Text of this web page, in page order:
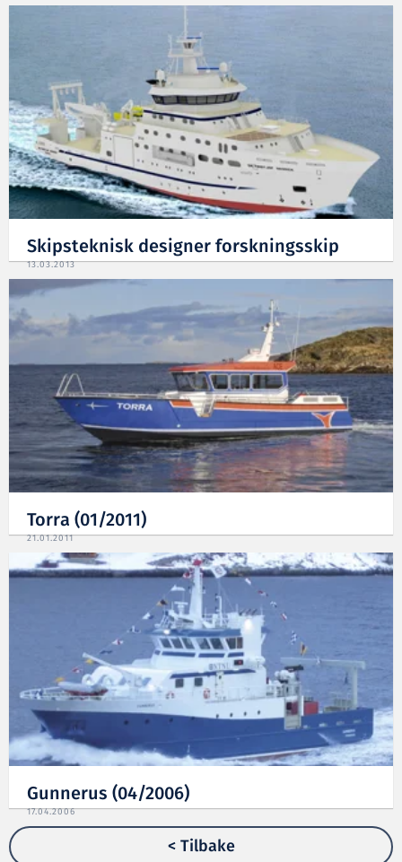
Skipsteknisk designer forskningsskip
13.03.2013
Torra (01/2011)
21.01.2011
Gunnerus (04/2006)
17.04.2006
< Tilbake